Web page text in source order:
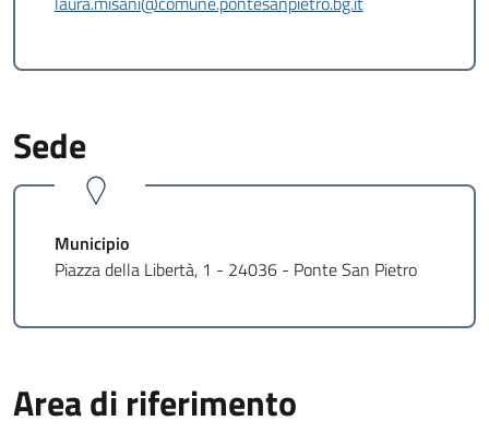
Sede
Municipio
Piazza della Libertà, 1 - 24036 - Ponte San Pietro
Area di riferimento